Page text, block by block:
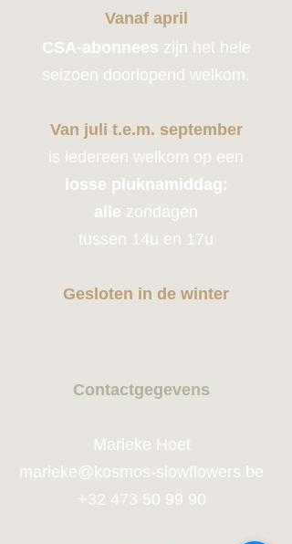
Vanaf april
CSA-abonnees zijn het hele
seizoen doorlopend welkom.
Van juli t.e.m. september
is iedereen welkom op een
losse pluknamiddag:
alle zondagen
tussen 14u en 17u
Gesloten in de winter
Contactgegevens
Marieke Hoet
marie ke@kosmos-slowflowers.be
+32 473 50 99 90